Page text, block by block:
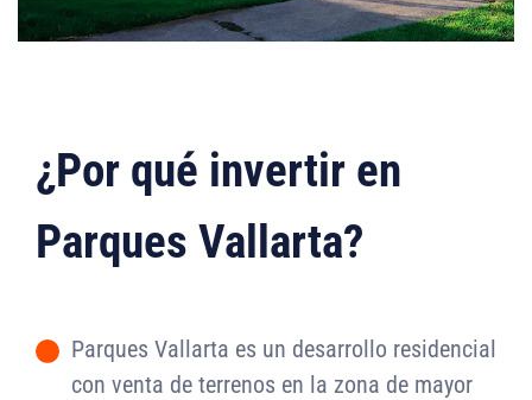
¿Por qué invertir en
Parques Vallarta?
-
Parques Vallarta es un desarrollo residencial
con venta de terrenos en la zona de mayor